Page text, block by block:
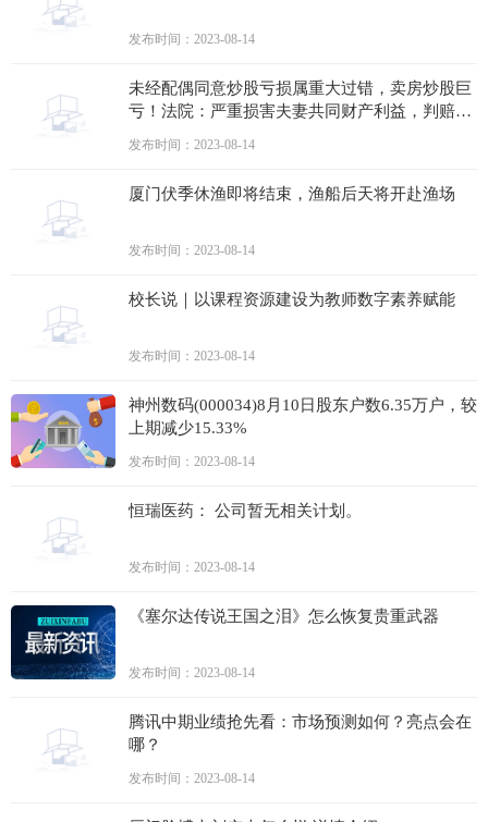
发布时间：2023-08-14
未经配偶同意炒股亏损属重大过错，卖房炒股巨
亏！法院：严重损害夫妻共同财产利益，判赔妻
发布时间：2023-08-14
厦门伏季休渔即将结束，渔船后天将开赴渔场
发布时间：2023-08-14
校长说｜以课程资源建设为教师数字素养赋能
发布时间：2023-08-14
神州数码(000034)8月10日股东户数6.35万户，较
上期减少15.33%
发布时间：2023-08-14
恒瑞医药： 公司暂无相关计划。
发布时间：2023-08-14
《塞尔达传说王国之泪》怎么恢复贵重武器
发布时间：2023-08-14
腾讯中期业绩抢先看：市场预测如何？亮点会在
哪？
发布时间：2023-08-14